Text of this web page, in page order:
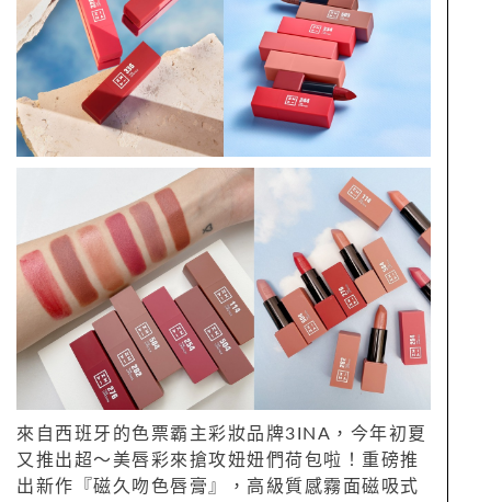
來自西班牙的色票霸主彩妝品牌3INA，今年初夏
又推出超～美唇彩來搶攻妞妞們荷包啦！重磅推
出新作『磁久吻色唇膏』，高級質感霧面磁吸式